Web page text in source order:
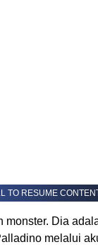
TO RESUME
monster. Dia
melalui